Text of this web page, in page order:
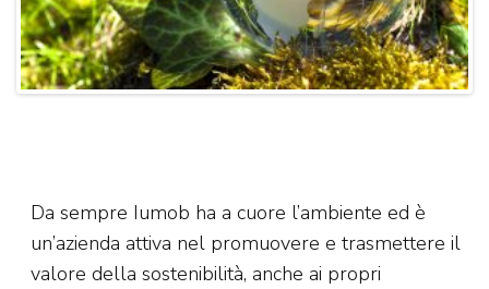
Da sempre Iumob ha a cuore l’ambiente ed è
un’azienda attiva nel promuovere e trasmettere il
valore della sostenibilità, anche ai propri